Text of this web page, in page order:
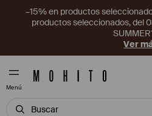
–15% en productos
productos seleccionados, del
Ver
Menú